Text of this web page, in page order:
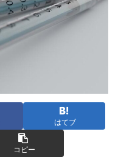
はてブ
コピー